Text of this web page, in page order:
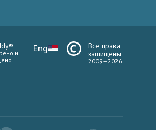
и
Eng
Все права
защищены
2009—2026